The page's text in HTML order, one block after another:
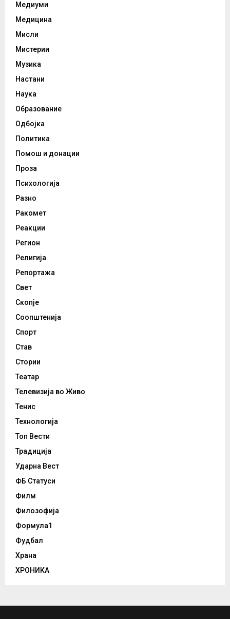
Медиуми
Медицина
Мисли
Мистерии
Музика
Настани
Наука
Образование
Одбојка
Политика
Помош и донации
Проза
Психологија
Разно
Ракомет
Реакции
Регион
Религија
Репортажа
Свет
Скопје
Соопштенија
Спорт
Став
Стории
Театар
Телевизија во Живо
Тенис
Технологија
Топ Вести
Традиција
Ударна Вест
ФБ Статуси
Филм
Филозофија
Формула1
Фудбал
Храна
ХРОНИКА